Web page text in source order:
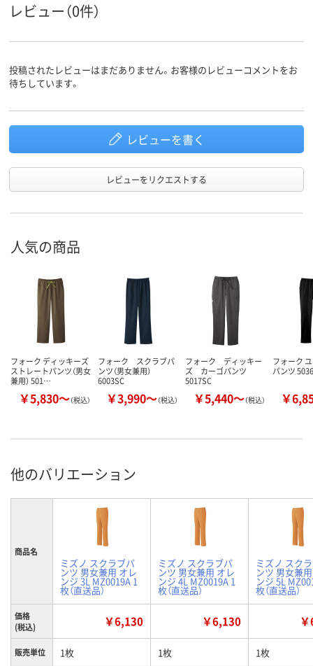
レビュー（0件）
投稿されたレビューはまだありません。お客様のレビューコメントをお
待ちしています。
レビューを書く
レビューをリクエストする
人気の商品
フォーク ディッキーズ
ストレートパンツ（男女
兼用） 501…
￥5,830～（税込）
フォーク スクラブパ
ンツ（男女兼用）
6003SC
￥3,990～（税込）
フォーク ディッキー
ズ カーゴパンツ
5017SC
￥5,440～（税込）
フォーク
パンツ
￥
他のバリエーション
商品名
ミズノ スクラブパ
ンツ 男女兼用 オレ
ンジ 3L MZ0019A 1
枚（直送品）
ミズノ スクラブパ
ンツ 男女兼用 オレ
ンジ 4L MZ0019A 1
枚（直送品）
ミズノ スク
ンツ 男女兼
ンジ 5L
枚（直送品）
価格
(税込)
￥6,130 ￥6,130
販売単位 1枚 1枚 1枚